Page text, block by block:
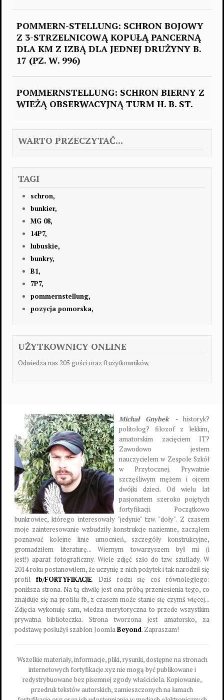
POMMERN-STELLUNG: SCHRON BOJOWY
Z 3-STRZELNICOWĄ KOPUŁĄ PANCERNĄ
DLA KM Z IZBĄ DLA JEDNEJ DRUŻYNY B.
17 (PZ. W. 996)
POMMERNSTELLUNG: SCHRON BIERNY Z
WIEŻĄ OBSERWACYJNĄ TURM H. B. ST.
WARTO PRZECZYTAĆ...
TAGI
schron,
bunkier,
MG 08,
14P7,
lubuskie,
bunkry,
B1,
7P7,
pommernstellung,
pozycja pomorska,
UŻYTKOWNICY ONLINE
Odwiedza nas 205 gości oraz 0 użytkowników.
Michał Gnybek - historyk?
politolog? filozof z lekkim,
amatorskim zacięciem IT?
Zawodowo jestem
nauczycielem w Zespole Szkół
w Przytocznej. Prywatnie
szczęśliwym mężem i ojcem
dwójki dzieci. Od wielu lat
pasjonatem szeroko pojętych
fortyfikacji. Początkowo
bunkrowiec, którego interesowały "jedynie" tzw. "doły". Z czasem
moje zainteresowanie wzbudziły konstrukcje naziemne, zacząłem
poznawać kolejne linie umocnień, szczegóły konstrukcyjne,
gromadziłem literaturę... Wiernym towarzyszem był mi (i
jest!) aparat fotograficzny. Wiele zdjęć szło do tzw. szuflady. W
2014 roku postanowiłem, że uczynię z nich pożytek i tak narodził się
profil fb/FORTYFIKACJE. Dziś rodzi się coś równoległego:
poniższa strona. Na tą chwilę jest ona próbą przeniesienia tego, co
znajduje się na profilu fb, z czasem może stanie się czymś więcej...
Zdjęcia wykonuję sam, wiedza merytoryczna to przede wszystkim
prywatna biblioteczka. Strona tworzona jest amatorsko, za
podstawę posłużył szablon JoomlaBeyond. Zapraszam!
Wszelkie materiały, informacje, pliki, rysunki, dostępne na stronach
internetowych fortyfikacje.xyz nie mogą być publikowane i
redystrybuowane bez pisemnej zgody właściciela. Kopiowanie,
przedruk tekstów autorskich, zamieszczonych na łamach